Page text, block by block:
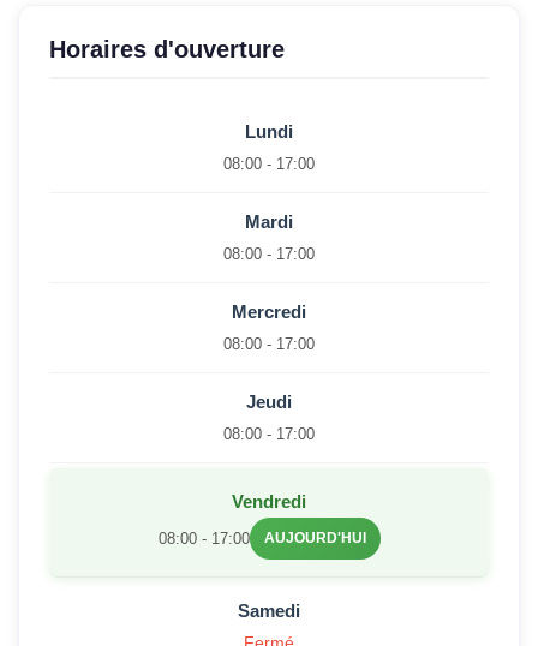
Horaires d'ouverture
Lundi
08:00 - 17:00
Mardi
08:00 - 17:00
Mercredi
08:00 - 17:00
Jeudi
08:00 - 17:00
Vendredi
08:00 - 17:00 AUJOURD'HUI
Samedi